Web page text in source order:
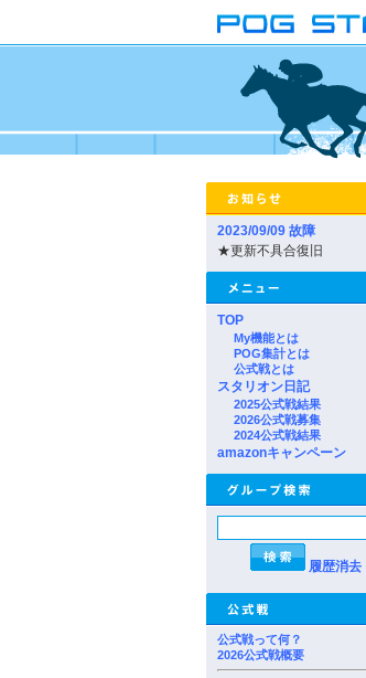
2023/09/09 故障
★更新不具合復旧
TOP
My機能とは
POG集計とは
公式戦とは
スタリオン日記
2025公式戦結果
2026公式戦募集
2024公式戦結果
amazonキャンペーン
履歴消去
公式戦って何？
2026公式戦概要